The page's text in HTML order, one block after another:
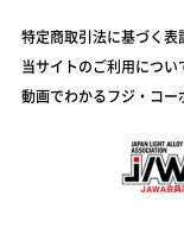
特定商取引法に基づく表
当サイトのご利用につい
動画でわかるフジ・コー